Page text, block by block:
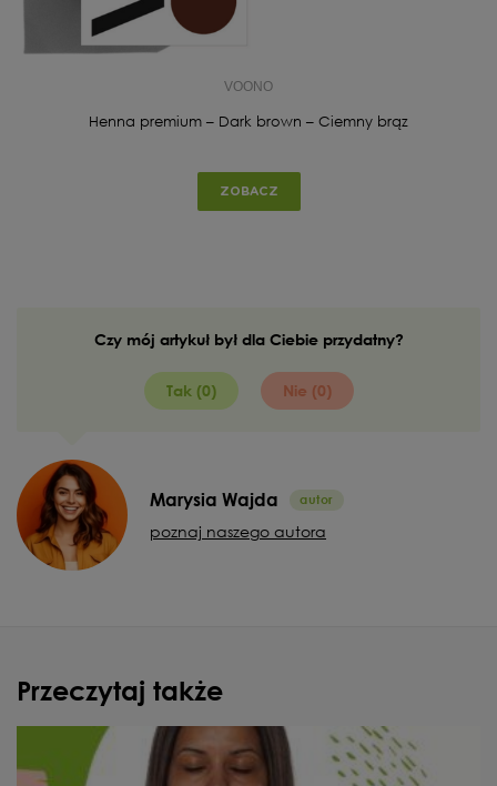
VOONO
Henna premium – Dark brown – Ciemny brąz
ZOBACZ
Czy mój artykuł był dla Ciebie przydatny?
Tak (0) Nie (0)
Marysia Wajda
poznaj naszego autora
Przeczytaj także